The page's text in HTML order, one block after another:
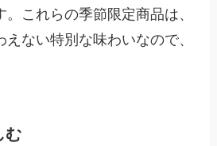
これらの季節限定商品は、
ない特別な味わいなので、
む